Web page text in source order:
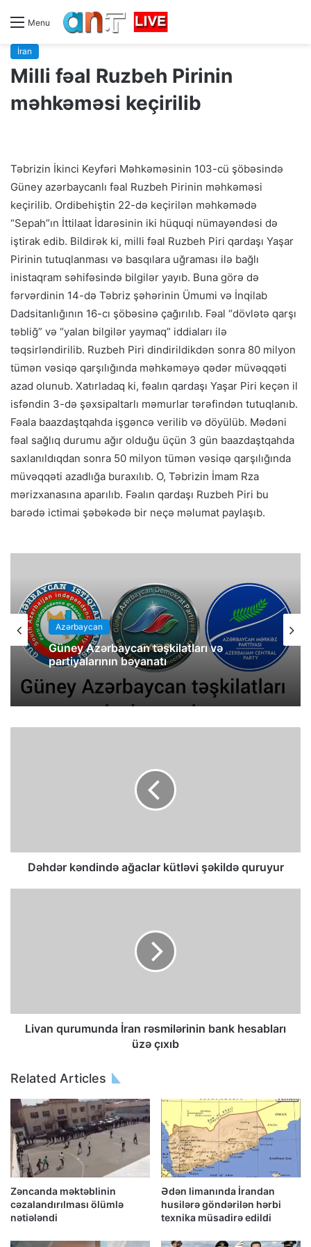
Menu
İran
Milli fəal Ruzbeh Pirinin
məhkəməsi keçirilib
Təbrizin İkinci Keyfəri Məhkəməsinin 103-cü şöbəsində
Güney azərbaycanlı fəal Ruzbeh Pirinin məhkəməsi
keçirilib. Ordibehiştin 22-də keçirilən məhkəmədə
“Sepah”ın İttilaat İdarəsinin iki hüquqi nümayəndəsi də
iştirak edib. Bildirək ki, milli fəal Ruzbeh Piri qardaşı Yaşar
Pirinin tutuqlanması və basqılara uğraması ilə bağlı
inistaqram səhifəsində bilgilər yayıb. Buna görə də
fərvərdinin 14-də Təbriz şəhərinin Ümumi və İnqilab
Dadsitanlığının 16-cı şöbəsinə çağırılıb. Fəal “dövlətə qarşı
təbliğ” və “yalan bilgilər yaymaq” iddiaları ilə
təqsirləndirilib. Ruzbeh Piri dindirildikdən sonra 80 milyon
tümən vəsiqə qarşılığında məhkəməyə qədər müvəqqəti
azad olunub. Xatırladaq ki, fəalın qardaşı Yaşar Piri keçən il
isfəndin 3-də şəxsipaltarlı məmurlar tərəfindən tutuqlanıb.
Fəala baazdaştqahda işgəncə verilib və döyülüb. Mədəni
fəal sağlıq durumu ağır olduğu üçün 3 gün baazdaştqahda
saxlanıldıqdan sonra 50 milyon tümən vəsiqə qarşılığında
müvəqqəti azadlığa buraxılıb. O, Təbrizin İmam Rza
mərizxanasına aparılıb. Fəalın qardaşı Ruzbeh Piri bu
barədə ictimai şəbəkədə bir neçə məlumat paylaşıb.
Azərbaycan
Güney Azərbaycan təşkilatları və
partiyalarının bəyanatı
Dəhdər kəndində ağaclar kütləvi şəkildə quruyur
Livan qurumunda İran rəsmilərinin bank hesabları
üzə çıxıb
Related Articles
Zəncanda məktəblinin
cəzalandırılması ölümlə
nətiələndi
Ədən limanında İrandan
husilərə göndərilən hərbi
texnika müsadirə edildi